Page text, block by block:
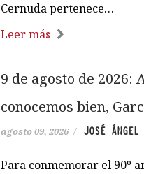
Cernuda pertenece…
Leer más
9 de agosto de 2026:
conocemos bien,
agosto 09, 2026 / JOSÉ ÁNGEL
Para conmemorar el 90º